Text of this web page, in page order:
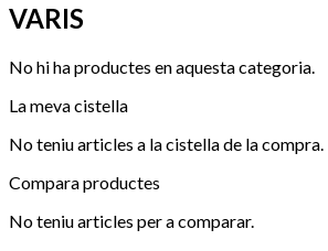
VARIS
No hi ha productes en aquesta categoria.
La meva cistella
No teniu articles a la cistella de la compra.
Compara productes
No teniu articles per a comparar.